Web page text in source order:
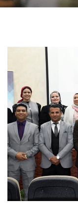
الطلاب
هيئة التدريس
الدراسات العليا
الخريجين
الموظفون
الزائـرون